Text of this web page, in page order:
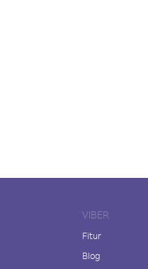
VIBER
Fitur
Blog